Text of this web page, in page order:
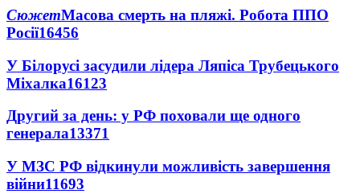
СюжетМасова смерть на пляжі. Робота ППО
Росії16456
У Білорусі засудили лідера Ляпіса Трубецького
Міхалка16123
Другий за день: у РФ поховали ще одного
генерала13371
У МЗС РФ відкинули можливість завершення
війни11693